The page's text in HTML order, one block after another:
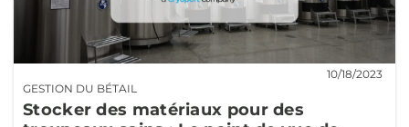
GESTION DU BÉTAIL
10/18/2023
Stocker des matériaux pour des